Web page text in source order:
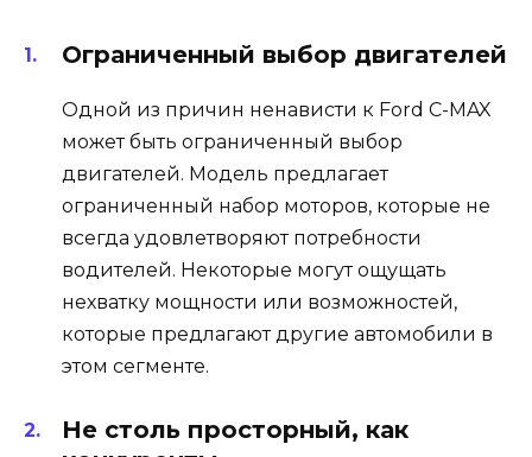
Ограниченный выбор двигателей
Одной из причин ненависти к Ford C-MAX
может быть ограниченный выбор
двигателей. Модель предлагает
ограниченный набор моторов, которые не
всегда удовлетворяют потребности
водителей. Некоторые могут ощущать
нехватку мощности или возможностей,
которые предлагают другие автомобили в
этом сегменте.
Не столь просторный, как